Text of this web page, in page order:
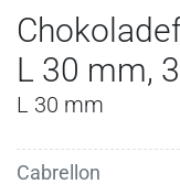
L 30 mm,
L 30 mm
Cabrellon